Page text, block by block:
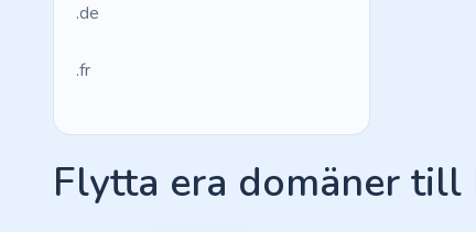
.de
.fr
.management
Flytta era domäner till